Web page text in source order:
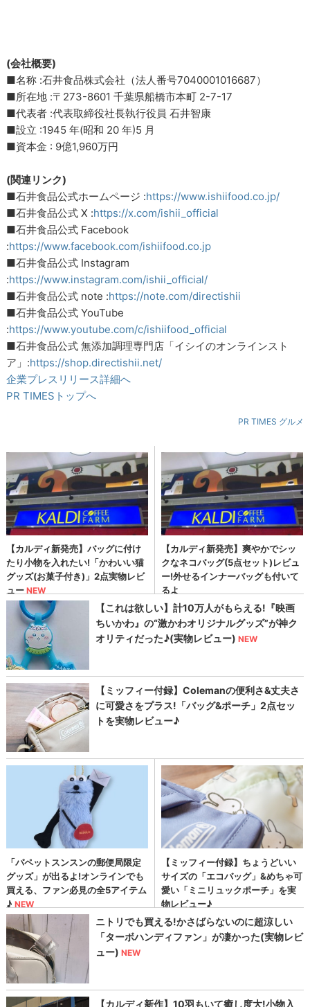
(会社概要)
■名称 :石井食品株式会社（法人番号7040001016687）
■所在地 :〒273-8601 千葉県船橋市本町 2-7-17
■代表者 :代表取締役社長執行役員 石井智康
■設立 :1945 年(昭和 20 年)5 月
■資本金 : 9億1,960万円
(関連リンク)
■石井食品公式ホームページ :https://www.ishiifood.co.jp/
■石井食品公式 X :https://x.com/ishii_official
■石井食品公式 Facebook
:https://www.facebook.com/ishiifood.co.jp
■石井食品公式 Instagram
:https://www.instagram.com/ishii_official/
■石井食品公式 note :https://note.com/directishii
■石井食品公式 YouTube
:https://www.youtube.com/c/ishiifood_official
■石井食品公式 無添加調理専門店「イシイのオンラインスト
ア」:https://shop.directishii.net/
企業プレスリリース詳細へ
PR TIMESトップへ
PR TIMES グルメ